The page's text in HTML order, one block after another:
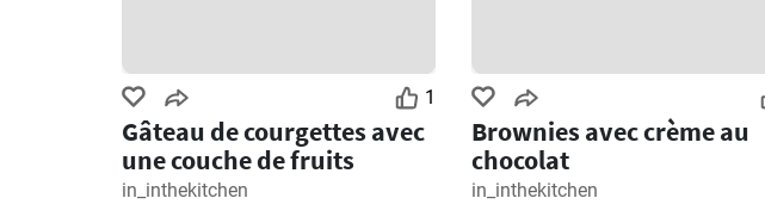
1
Gâteau de courgettes avec
une couche de fruits
in_inthekitchen
Brownies avec crème au
chocolat
in_inthekitchen